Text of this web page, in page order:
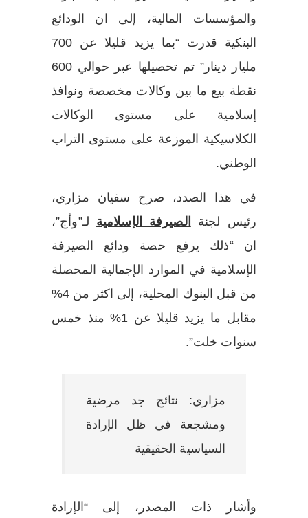
والمؤسسات المالية، إلى ان الودائع
البنكية قدرت “بما يزيد قليلا عن 700
مليار دينار” تم تحصيلها عبر حوالي 600
نقطة بيع ما بين وكالات مخصصة ونوافذ
إسلامية على مستوى الوكالات
الكلاسيكية الموزعة على مستوى التراب
الوطني.
في هذا الصدد، صرح سفيان مزاري،
رئيس لجنة
الصيرفة الإسلامية لـ”وأج”،
ان “ذلك يرفع حصة ودائع الصيرفة
الإسلامية في الموارد الإجمالية المحصلة
من قبل البنوك المحلية، إلى اكثر من 4%
مقابل ما يزيد قليلا عن 1% منذ خمس
سنوات خلت”.
مزاري: نتائج جد مرضية
ومشجعة في ظل الإرادة
السياسية الحقيقية
وأشار ذات المصدر، إلى “الإرادة